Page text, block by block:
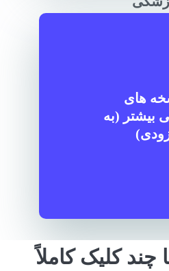
های
بیشتر (به
چند کلیک کاملاً